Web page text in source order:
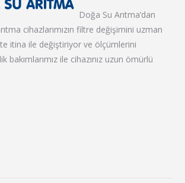
Doğa Su Arıtma’dan
cihazlarımızın filtre değişimini uzman
itina ile değiştiriyor ve ölçümlerini
bakımlarımız ile cihazınız uzun ömürlü